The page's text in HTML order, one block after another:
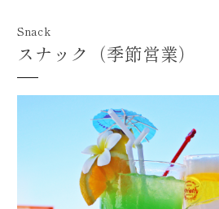
Snack
スナック（季節営業）